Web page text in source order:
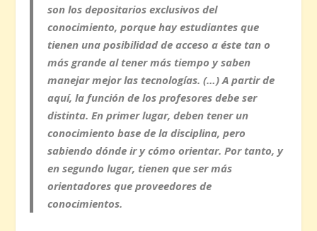
son los depositarios exclusivos del
conocimiento, porque hay estudiantes que
tienen una posibilidad de acceso a éste tan o
más grande al tener más tiempo y saben
manejar mejor las tecnologías. (…) A partir de
aquí,la función de los profesores debe ser
distinta. En primer lugar, deben tener un
conocimiento base de la disciplina, pero
sabiendo dónde ir y cómo orientar. Por tanto, y
en segundo lugar, tienen queser más
orientadores que proveedores de
conocimientos.